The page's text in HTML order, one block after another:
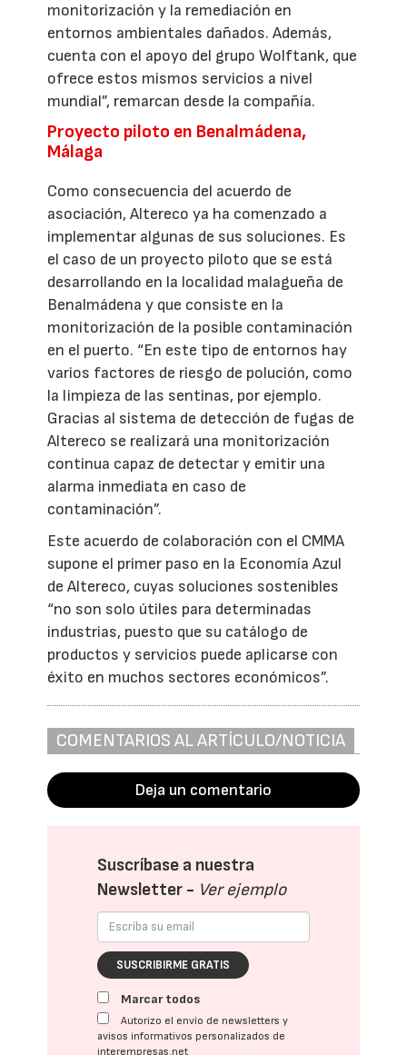
monitorización y la remediación en
entornos ambientales dañados. Además,
cuenta con el apoyo del grupo Wolftank, que
ofrece estos mismos servicios a nivel
mundial”, remarcan desde la compañía.
Proyecto piloto en Benalmádena,
Málaga
Como consecuencia del acuerdo de
asociación, Altereco ya ha comenzado a
implementar algunas de sus soluciones. Es
el caso de un proyecto piloto que se está
desarrollando en la localidad malagueña de
Benalmádena y que consiste en la
monitorización de la posible contaminación
en el puerto. “En este tipo de entornos hay
varios factores de riesgo de polución, como
la limpieza de las sentinas, por ejemplo.
Gracias al sistema de detección de fugas de
Altereco se realizará una monitorización
continua capaz de detectar y emitir una
alarma inmediata en caso de
contaminación”.
Este acuerdo de colaboración con el CMMA
supone el primer paso en la Economía Azul
de Altereco, cuyas soluciones sostenibles
“no son solo útiles para determinadas
industrias, puesto que su catálogo de
productos y servicios puede aplicarse con
éxito en muchos sectores económicos”.
COMENTARIOS AL ARTÍCULO/NOTICIA
Deja un comentario
Suscríbase a nuestra
Newsletter - Ver ejemplo
SUSCRIBIRME GRATIS
Marcar todos
Autorizo el envío de newsletters y
avisos informativos personalizados de
interempresas.net